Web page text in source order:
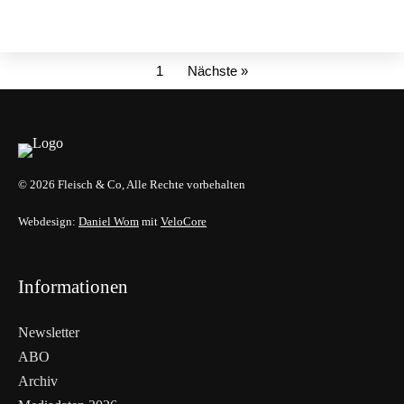
1 Nächste »
© 2026 Fleisch & Co, Alle Rechte vorbehalten
Webdesign: Daniel Wom mit VeloCore
Informationen
Newsletter
ABO
Archiv